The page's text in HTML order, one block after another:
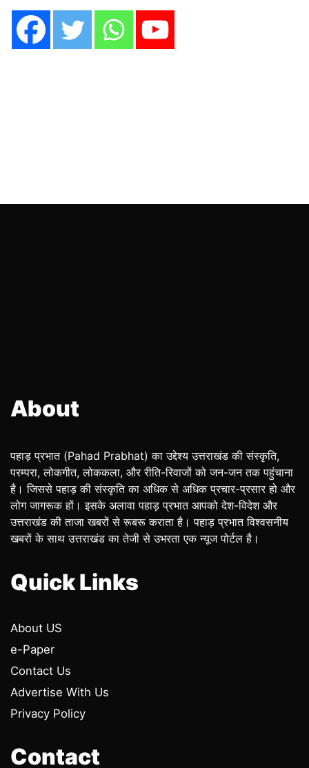
About
पहाड़ प्रभात (Pahad Prabhat) का उद्देश्य उत्तराखंड की संस्कृति,
परम्परा, लोकगीत, लोककला, और रीति-रिवाजों को जन-जन तक पहुंचाना
है। जिससे पहाड़ की संस्कृति का अधिक से अधिक प्रचार-प्रसार हो और
लोग जागरूक हों। इसके अलावा पहाड़ प्रभात आपको देश-विदेश और
उत्तराखंड की ताजा खबरों से रूबरू कराता है। पहाड़ प्रभात विश्वसनीय
खबरों के साथ उत्तराखंड का तेजी से उभरता एक न्यूज पोर्टल है।
Quick Links
About US
e-Paper
Contact Us
Advertise With Us
Privacy Policy
Contact